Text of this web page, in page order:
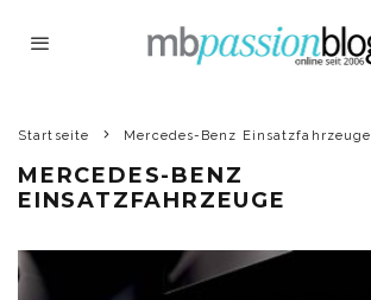
Startseite Mercedes-Benz Einsatzfahrzeuge
MERCEDES-BENZ
EINSATZFAHRZEUGE